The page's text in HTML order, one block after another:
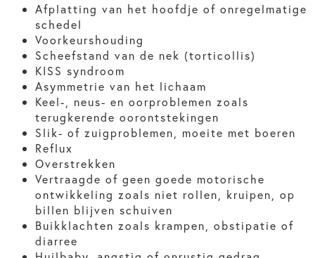
Afplatting van het hoofdje of onregelmatige
schedel
Voorkeurshouding
Scheefstand van de nek (torticollis)
KISS syndroom
Asymmetrie van het lichaam
Keel-, neus- en oorproblemen zoals
terugkerende oorontstekingen
Slik- of zuigproblemen, moeite met boeren
Reflux
Overstrekken
Vertraagde of geen goede motorische
ontwikkeling zoals niet rollen, kruipen, op
billen blijven schuiven
Buikklachten zoals krampen, obstipatie of
diarree